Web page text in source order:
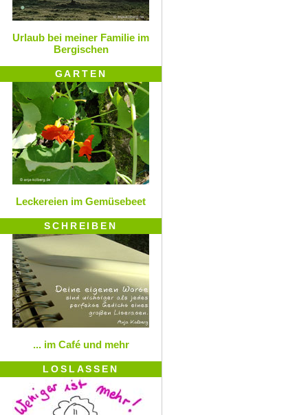
Urlaub bei meiner Familie im
Bergischen
GARTEN
Leckereien im Gemüsebeet
SCHREIBEN
... im Café und mehr
LOSLASSEN